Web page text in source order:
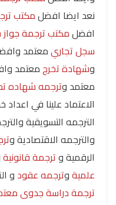
نعد ايضا افضلمكتب
افضلمكتب ترجمة
سجل تجاريمعتمد
وشهادة تخرجمعتمد
معتمد وترجمه شهاده
الاعتماد علينا في
الترجمه التسويقية
والترجمه الاقتصادية و
الرقمية وترجمة قانونية
علميةوترجمه عقودو
ترجمة دراسة جدوى